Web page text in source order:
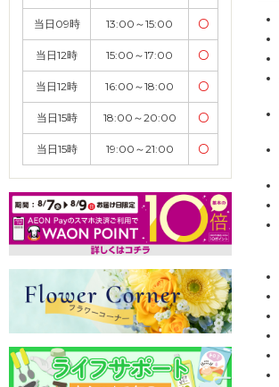
当日09時 13:00～15:00 〇
当日12時 15:00～17:00 〇
当日12時 16:00～18:00 〇
当日15時 18:00～20:00 〇
当日15時 19:00～21:00 〇